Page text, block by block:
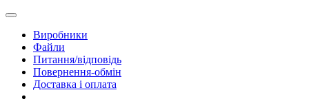
Виробники
Файли
Питання/відповідь
Повернення-обмін
Доставка і оплата